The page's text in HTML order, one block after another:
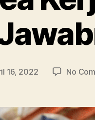
16, 2022 No